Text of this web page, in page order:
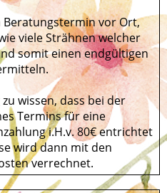
Beratungstermin vor Ort,
viele Strähnen welcher
somit einen endgültigen
wissen, dass bei der
Termins für eine
i.H.v. 80€ entrichtet
wird dann mit den
verrechnet.